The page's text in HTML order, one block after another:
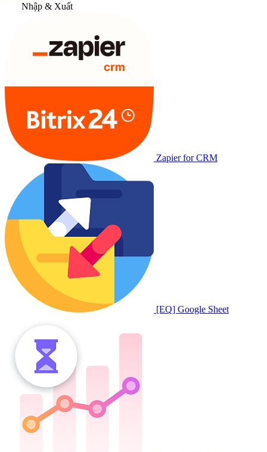
Nhập & Xuất
Zapier for CRM
[EQ] Google Sheet